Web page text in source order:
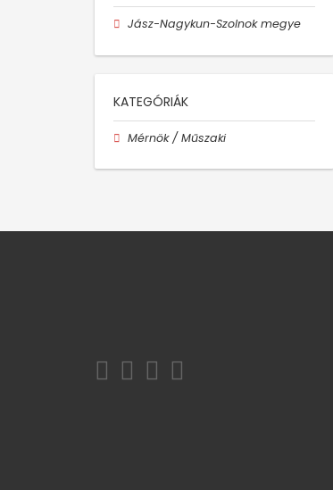
Jász-Nagykun-Szolnok megye
KATEGÓRIÁK
Mérnök / Műszaki